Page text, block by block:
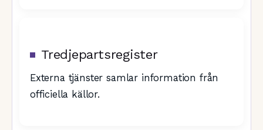
Tredjepartsregister
Externa tjänster samlar information från
officiella källor.